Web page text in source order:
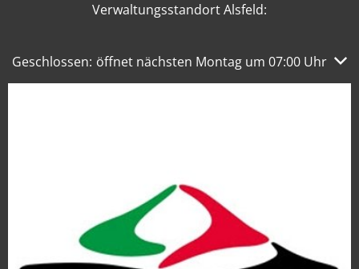
Verwaltungsstandort Alsfeld:
Klicken, um weitere Öffnungs- oder Schließzeiten
Geschlossen: öffnet nächsten Montag um 07:00 Uhr